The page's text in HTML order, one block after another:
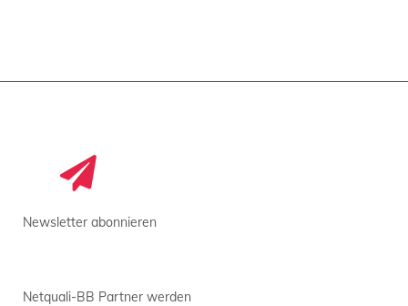
Newsletter abonnieren
Netquali-BB Partner werden